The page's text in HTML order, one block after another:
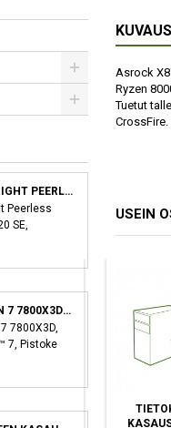
THERMALRIGHT PEERLESS ASSASSIN 120 SE SUORITIN JÄÄHDYTYSLEVY/JÄÄHDYTIN 12 CM MUSTA
Peerless
SE,
jäähdytin,
AMD RYZEN 7 7800X3D SUORITIN 4,2 GHZ 96 MB L3 LAATIKKO
7800X3D,
7, Pistoke
KUVAUS
Asrock
Ryzen
Tuetut
USEIN
AIR 903
TOWER